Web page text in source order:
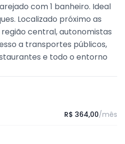
com 1 banheiro. Ideal
Localizado próximo as
central, autonomistas
a transportes públicos,
e todo o entorno
R$ 364,00/mês